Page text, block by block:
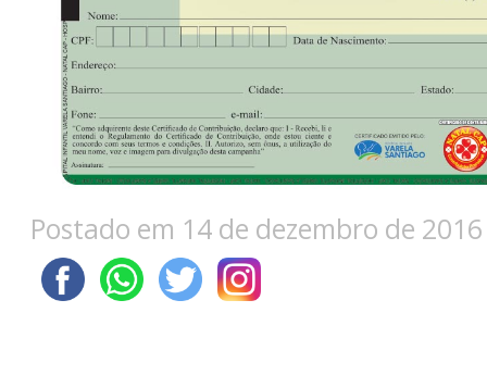
Postado em 14 de dezembro de 2016